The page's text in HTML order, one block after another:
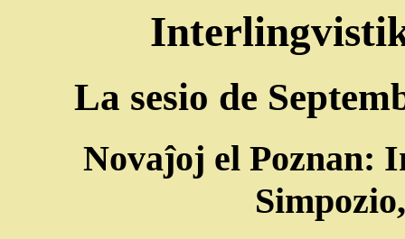
La sesio de
Novaĵoj el Poznan: